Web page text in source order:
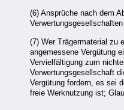
(6) Ansprüche nach dem
(7) Wer Trägermaterial zu
angemessene Vergütung
Vervielfältigung zum
Verwertungsgesellschaft
Vergütung fordern, es sei
freie Werknutzung ist;